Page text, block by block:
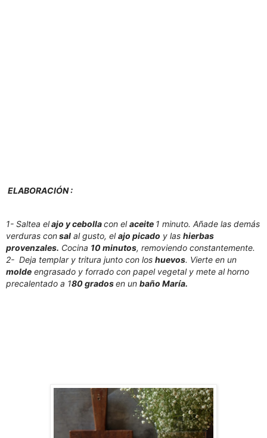
ELABORACIÓN :
1- Saltea elajo y cebollacon elaceite 1 minuto. Añade las demás
verduras consal al gusto, elajo picado y las hierbas
provenzales. Cocina 10 minutos, removiendo constantemente.
2- Deja templar y tritura junto con los huevos. Vierte en un
molde engrasado y forrado con papel vegetal y mete al horno
precalentado a 180 gradosen un baño María.